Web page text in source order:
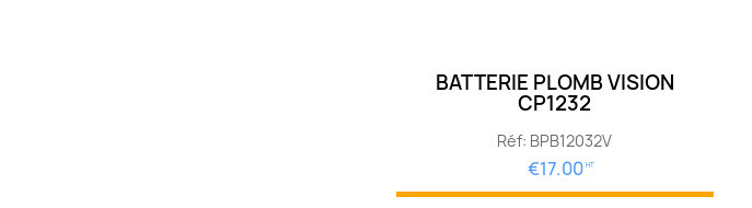
BATTERIE PLOMB VISION
CP1232
Réf: BPB12032V
€17.00 HT